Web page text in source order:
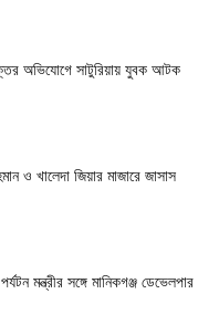
অভিযোগে সাটুরিয়ায় যুবক আটক
ও খালেদা জিয়ার মাজারে জাসাস
মন্ত্রীর সঙ্গে মানিকগঞ্জ ডেভেলপার